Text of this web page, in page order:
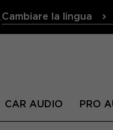
Cambiare la lingua
CAR AUDIO PRO